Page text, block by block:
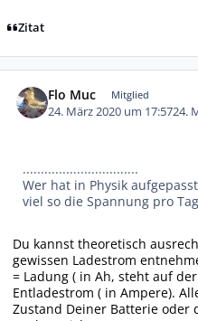
Zitat
Flo Muc Mitglied
24. März 2020 um 17:5724.
................................
Wer hat in Physik
viel so die Spannung pro
Du kannst theoretisch
gewissen Ladestrom
= Ladung ( in Ah, steht auf
Entladestrom ( in Ampere).
Zustand Deiner Batterie oder